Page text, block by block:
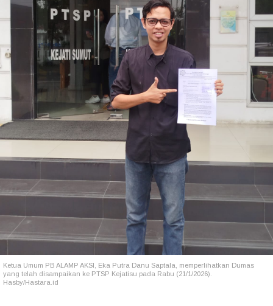
Ketua Umum PB ALAMP AKSI, Eka Putra Danu Saptala, memperlihatkan Dumas
yang telah disampaikan ke PTSP Kejatisu pada Rabu (21/1/2026).
Hasby/Hastara.id